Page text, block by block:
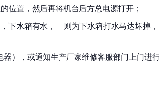
位置，然后再将机台后方总电源打开；
下水箱有水，，则为下水箱打水马达坏掉
），或通知生产厂家维修客服部门上门进行